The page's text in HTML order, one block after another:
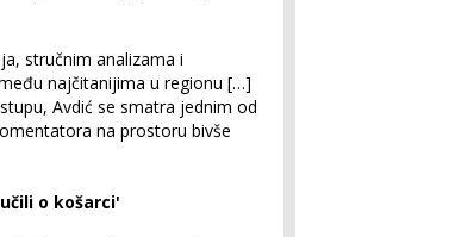
stručnim analizama i
najčitanijima u regionu […]
Avdić se smatra jednim od
na prostoru bivše
o košarci'